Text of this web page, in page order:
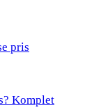
pris
Komplet